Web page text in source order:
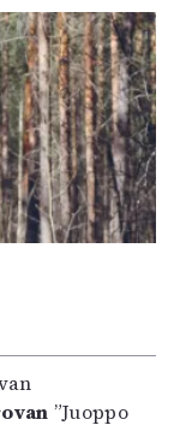
”Juoppo